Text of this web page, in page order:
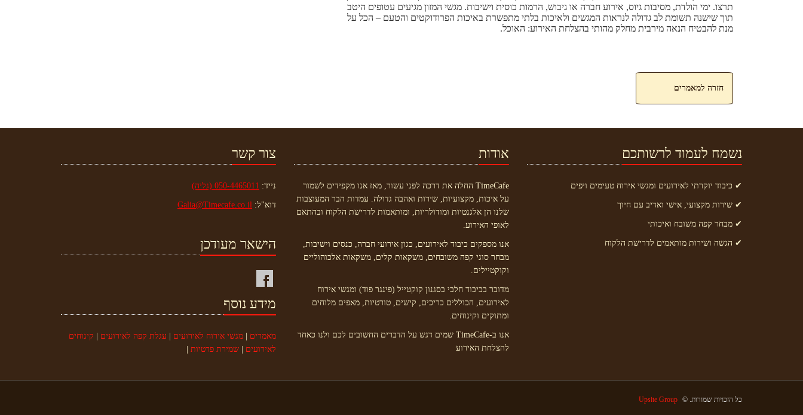
תרצו. ימי הולדת, מסיבות גיוס, אירוע חברה או גיבוש, הרמות כוסית וישיבות. מגשי המזון מגיעים עטופים היטב
תוך שישנה תשומת לב גדולה לנראות המגשים ולאיכות בלתי מתפשרת באיכות הפרודוקטים והטעם – הכל על
מנת להבטיח הנאה מירבית מחלק מהותי בהצלחת האירוע: האוכל.
חזרה למאמרים
נשמח לעמוד לרשותכם
✔ כיבוד יוקרתי לאירועים ומגשי אירוח טעימים ויפים
✔ שירות מקצועי, אישי ואדיב עם חיוך
✔ מבחר קפה משובח ואיכותי
✔ הגשה ושירות מותאמים לדרישת הלקוח
אודות
TimeCafe החלה את דרכה לפני עשור, מאז אנו מקפידים לשמור
על איכות, מקצועיות, שירות ואהבה גדולה. עמדות הבר המעוצבות
שלנו הן אלגנטיות ומודולריות, ומותאמות לדרישת הלקוח ובהתאם
לאופי האירוע.
אנו מספקים כיבוד לאירועים, כגון אירועי חברה, כנסים וישיבות,
מבחר סוגי קפה משובחים, משקאות קלים, משקאות אלכוהוליים
וקוקטיילים.
מדובר בכיבוד חלבי בסגנון קוקטייל (פינגר פוד) ומגשי אירוח
לאירועים, הכוללים כריכים, קישים, טורטיות, מאפים מלוחים
ומתוקים וקינוחים.
אנו ב-TimeCafe שמים דגש על הדברים החשובים לכם ולנו כאחד
להצלחת האירוע
צור קשר
נייד: 050-4465011 (גליה)
דוא"ל: Galia@Timecafe.co.il
הישאר מעודכן
מידע נוסף
מאמרים מגשי אירוח לאירועים עגלת קפה לאירועים
קינוחים
לאירועים
שמירת פרטיות
כל הזכויות שמורות. © Upsite Group